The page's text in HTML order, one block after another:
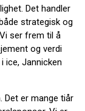
Det handler
strategisk og
ser frem til å
og verdi
ice, Jannicken
Det er mange tiår